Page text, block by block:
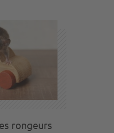
rongeurs